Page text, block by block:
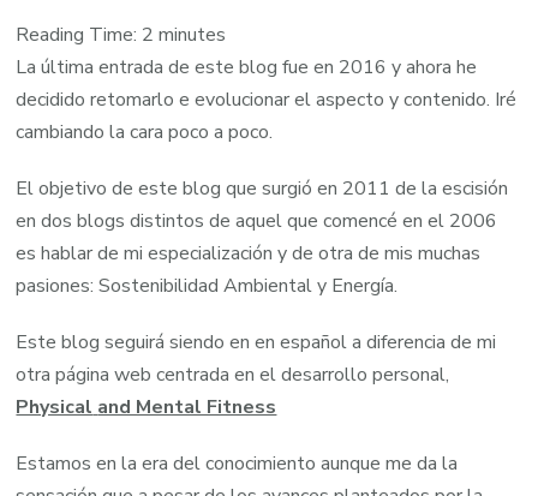
Reading Time: 2 minutes
La última entrada de este blog fue en 2016 y ahora he
decidido retomarlo e evolucionar el aspecto y contenido. Iré
cambiando la cara poco a poco.
El objetivo de este blog que surgió en 2011 de la escisión
en dos blogs distintos de aquel que comencé en el 2006
es hablar de mi especialización y de otra de mis muchas
pasiones: Sostenibilidad Ambiental y Energía.
Este blog seguirá siendo en en español a diferencia de mi
otra página web centrada en el desarrollo personal,
Physical and Mental Fitness
Estamos en la era del conocimiento aunque me da la